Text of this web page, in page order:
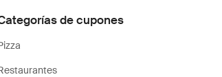
de cupones